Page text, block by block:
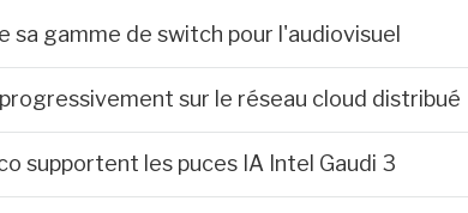
gamme de switch pour l'audiovisuel
sur le réseau cloud distribué
supportent les puces IA Intel Gaudi 3